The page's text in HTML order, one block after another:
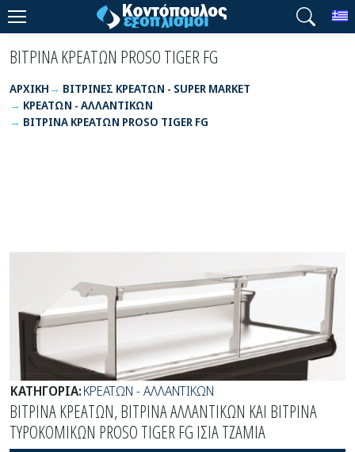
ΒΙΤΡΙΝΑ ΚΡΕΑΤΩΝ PROSO TIGER FG
ΑΡΧΙΚΉ
ΒΙΤΡΙΝΕΣ ΚΡΕΑΤΩΝ - SUPER MARKET
ΚΡΕΑΤΩΝ - ΑΛΛΑΝΤΙΚΩΝ
ΒΙΤΡΙΝΑ ΚΡΕΑΤΩΝ PROSO TIGER FG
ΚΑΤΗΓΟΡΙΑ:ΚΡΕΑΤΩΝ - ΑΛΛΑΝΤΙΚΩΝ
ΒΙΤΡΙΝΑ ΚΡΕΑΤΩΝ, ΒΙΤΡΙΝΑ ΑΛΛΑΝΤΙΚΩΝ ΚΑΙ ΒΙΤΡΙΝΑ
ΤΥΡΟΚΟΜΙΚΩΝ PROSO TIGER FG ΙΣΙΑ ΤΖΑΜΙΑ